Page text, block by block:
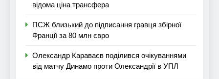
відома ціна трансфера
ПСЖ близький до підписання гравця збірної
Франції за 80 млн євро
Олександр Караваєв поділився очікуваннями
від матчу Динамо проти Олександрії в УПЛ